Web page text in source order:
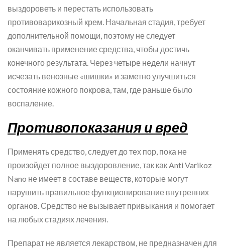
выздороветь и перестать использовать
противоварикозный крем. Начальная стадия, требует
дополнительной помощи, поэтому не следует
оканчивать применение средства, чтобы достичь
конечного результата. Через четыре недели начнут
исчезать венозные «шишки» и заметно улучшиться
состояние кожного покрова, там, где раньше было
воспаление.
Противопоказания и вред
Применять средство, следует до тех пор, пока не
произойдет полное выздоровление, так как Anti Varikoz
Nano не имеет в составе веществ, которые могут
нарушить правильное функционирование внутренних
органов. Средство не вызывает привыкания и помогает
на любых стадиях лечения.
Препарат не является лекарством, не предназначен для